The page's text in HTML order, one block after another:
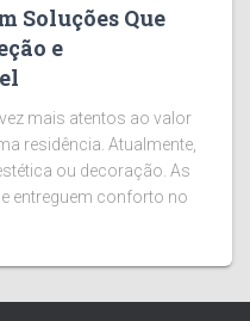
Soluções Que
e
mais atentos ao valor
residência. Atualmente,
ou decoração. As
entreguem conforto no